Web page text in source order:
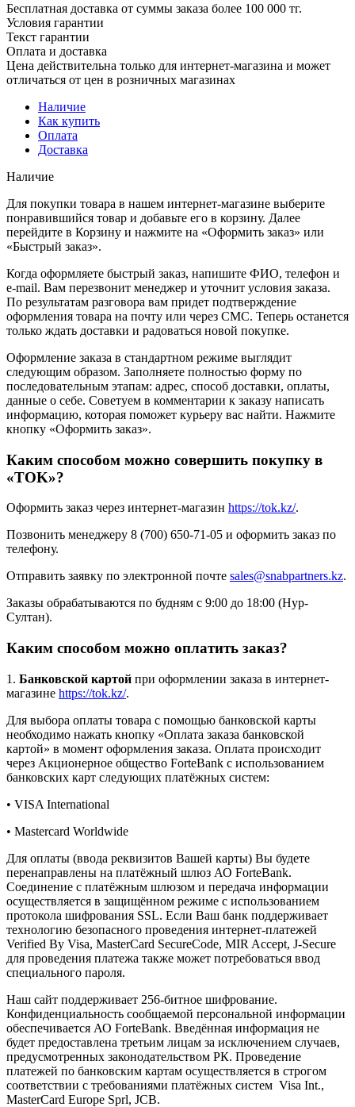
Бесплатная доставка от суммы заказа более 100 000 тг.
Условия гарантии
Текст гарантии
Оплата и доставка
Цена действительна только для интернет-магазина и может
отличаться от цен в розничных магазинах
Наличие
Как купить
Оплата
Доставка
Наличие
Для покупки товара в нашем интернет-магазине выберите
понравившийся товар и добавьте его в корзину. Далее
перейдите в Корзину и нажмите на «Оформить заказ» или
«Быстрый заказ».
Когда оформляете быстрый заказ, напишите ФИО, телефон и
e-mail. Вам перезвонит менеджер и уточнит условия заказа.
По результатам разговора вам придет подтверждение
оформления товара на почту или через СМС. Теперь останется
только ждать доставки и радоваться новой покупке.
Оформление заказа в стандартном режиме выглядит
следующим образом. Заполняете полностью форму по
последовательным этапам: адрес, способ доставки, оплаты,
данные о себе. Советуем в комментарии к заказу написать
информацию, которая поможет курьеру вас найти. Нажмите
кнопку «Оформить заказ».
Каким способом можно совершить покупку в
«TOK»?
Оформить заказ через интернет-магазин https://tok.kz/.
Позвонить менеджеру 8 (700) 650-71-05 и оформить заказ по
телефону.
Отправить заявку по электронной почте sales@snabpartners.kz.
Заказы обрабатываются по будням с 9:00 до 18:00 (Нур-
Султан).
Каким способом можно оплатить заказ?
1. Банковской картой при оформлении заказа в интернет-
магазине https://tok.kz/.
Для выбора оплаты товара с помощью банковской карты
необходимо нажать кнопку «Оплата заказа банковской
картой» в момент оформления заказа. Оплата происходит
через Акционерное общество ForteBank с использованием
банковских карт следующих платёжных систем:
• VISA International
• Mastercard Worldwide
Для оплаты (ввода реквизитов Вашей карты) Вы будете
перенаправлены на платёжный шлюз АО ForteBank.
Соединение с платёжным шлюзом и передача информации
осуществляется в защищённом режиме с использованием
протокола шифрования SSL. Если Ваш банк поддерживает
технологию безопасного проведения интернет-платежей
Verified By Visa, MasterCard SecureCode, MIR Accept, J-Secure
для проведения платежа также может потребоваться ввод
специального пароля.
Наш сайт поддерживает 256-битное шифрование.
Конфиденциальность сообщаемой персональной информации
обеспечивается АО ForteBank. Введённая информация не
будет предоставлена третьим лицам за исключением случаев,
предусмотренных законодательством РК. Проведение
платежей по банковским картам осуществляется в строгом
соответствии с требованиями платёжных систем Visa Int.,
MasterCard Europe Sprl, JCB.